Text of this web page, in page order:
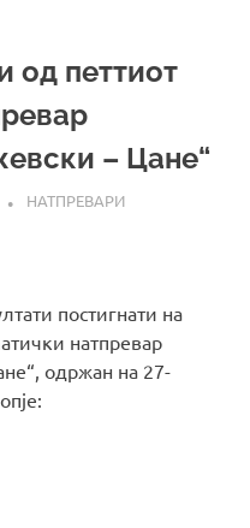
од петтиот
– Цане“
НАТПРЕВАРИ
постигнати на
натпревар
одржан на 27-